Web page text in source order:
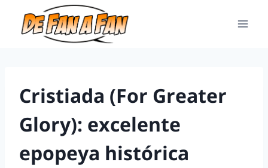
Cristiada (For Greater
Glory): excelente
epopeya histórica